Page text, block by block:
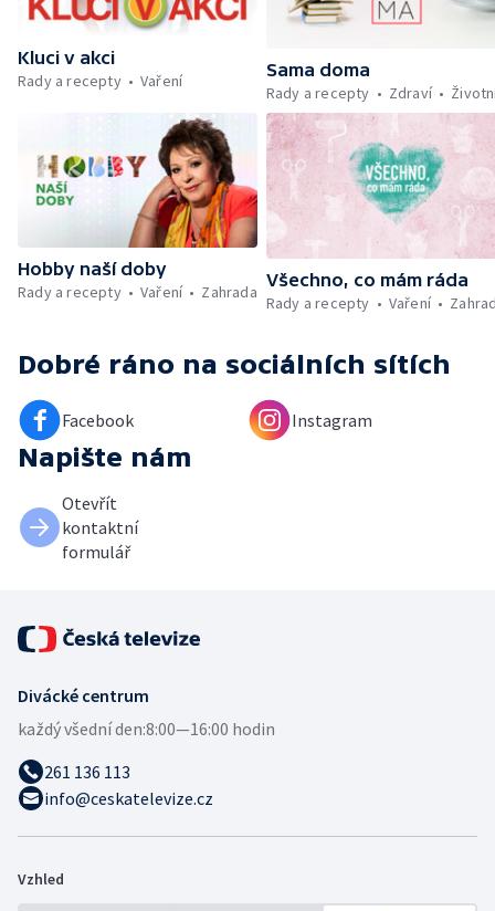
Počasí + Zprávy — Mezinárodní folklórní
maso, vejce, mléčné výrobky a luštěniny —
Kniha veselých říkanek Hrátky se zvířátky —
Umělecký festival Pohoda 2026 —
Vyhodnocení ankety + ČT tipy —
Vyhodnocení divácké soutěže — Práce
záchranářů v létě
Kluci v akci
Rady a recepty
Vaření
Sama doma
Rady a recepty
Zdraví
Hobby naší doby
Rady a recepty
Vaření Zahrada
Všechno, co mám ráda
Rady a recepty
Vaření
Dobré ráno na sociálních sítích
Facebook Instagram
Napište nám
Otevřít
kontaktní
formulář
Divácké centrum
každý všední den:8:00—16:00 hodin
261 136 113
info@ceskatelevize.cz
Vzhled